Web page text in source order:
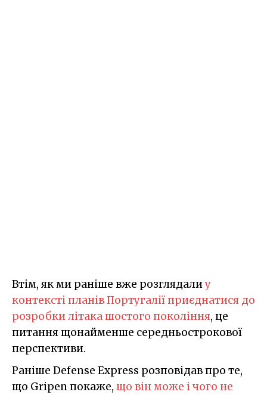
Втім, як ми раніше вже розглядалиу
контексті планів Португалії приєднатися до
розробки літака шостого покоління, це
питання щонайменше середньострокової
перспективи.
Раніше Defense Express розповідав про те,
що Gripen покаже, що він може і чого не